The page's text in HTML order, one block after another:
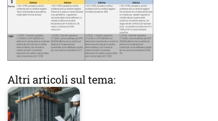
Altri articoli sul tema: